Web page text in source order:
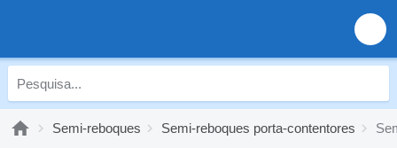
Semi-reboques Semi-reboques porta-contentores